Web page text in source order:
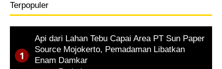
Terpopuler
Api dari Lahan Tebu Capai Area PT Sun Paper
Source Mojokerto, Pemadaman Libatkan
Enam Damkar